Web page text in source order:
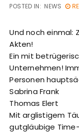
POSTED IN: NEWS
Und noch einmal:
Akten!
Ein mit
Unternehmen!
Personen
Sabrina Frank
Thomas Elert
Mit arglistigem
gutgläubige